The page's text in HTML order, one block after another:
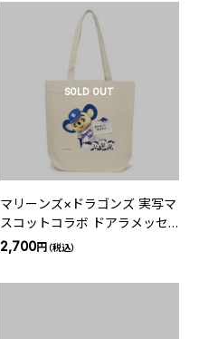
SOLD OUT
マリーンズ×ドラゴンズ 実写マ
スコットコラボ ドアラメッセ
ージトートバッグ
2,700円（税込）